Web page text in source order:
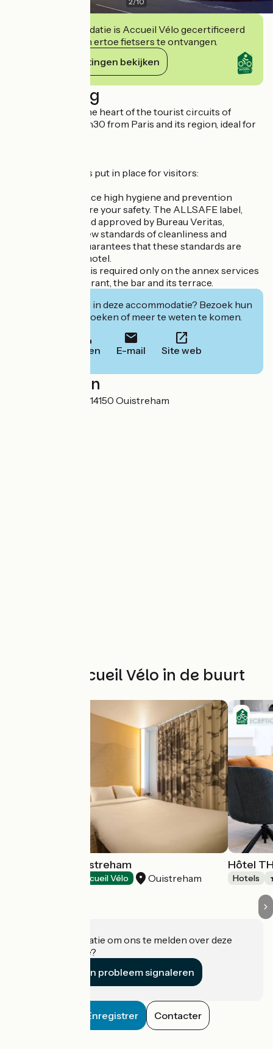
Deze accommodatie is Accueil Vélo gecertificeerd
en verbindt zich ertoe fietsers te ontvangen.
Haar verplichtingen bekijken
Beschrijving
Hotel located in the heart of the tourist circuits of
Normandy, only 2h30 from Paris and its region, ideal for
Sanitary measures put in place for visitors:
We have put in place high hygiene and prevention
measures to ensure your safety. The ALLSAFE label,
developed with and approved by Bureau Veritas,
represents our new standards of cleanliness and
prevention and guarantees that these standards are
respected in our hotel.
The sanitary pass is required only on the annex services
such as the restaurant, the bar and its terrace.
Geïnteresseerd in deze accommodatie? Bezoek hun
website om te boeken of meer te weten te komen.
Bellen E-mail Site web
Localisation
37 rue des Dunes 14150 Ouistreham
Andere Accueil Vélo in de buurt
B&B Hôtels Ouistreham
Accueil Vélo Ouistreham
Hôtel
Hotels
Heeft u informatie om ons te melden over deze
accommodatie?
Een probleem signaleren
Enregistrer Contacter